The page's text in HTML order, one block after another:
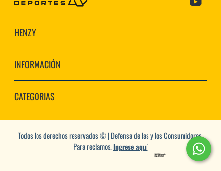
HENZY
INFORMACIÓN
CATEGORIAS
Todos los derechos reservados © | Defensa de las y los Consumidores.
Para reclamos.Ingrese aquí